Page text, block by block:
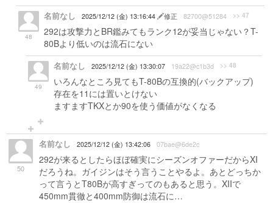
48
名前なし 2025/12/12 (金) 13:16:44 修正 82700@51284 >> 47
292は攻撃力とBR鑑みてもランク12が妥当じゃない？T-
80Bより低いのは流石にない
49
名前なし 2025/12/12 (金) 13:30:07 19a22@c1b3d >> 48
いろんなところ見てもT-80Bの互換的(バックアップ)
存在を11には置いとけない
ますますTKXとか90を使う価値がなくなる
50
名前なし 2025/12/12 (金) 13:42:06 07bae@6de2c
292が来るとしたらほぼ確実にシーズンオファーだからXI
だろうね。ガイジンはそう言うことやるよ。あとどっちか
って言うとT80Bが高すぎってのもあると思う。XIIで
450mm貫徹と400mm防御は流石に…